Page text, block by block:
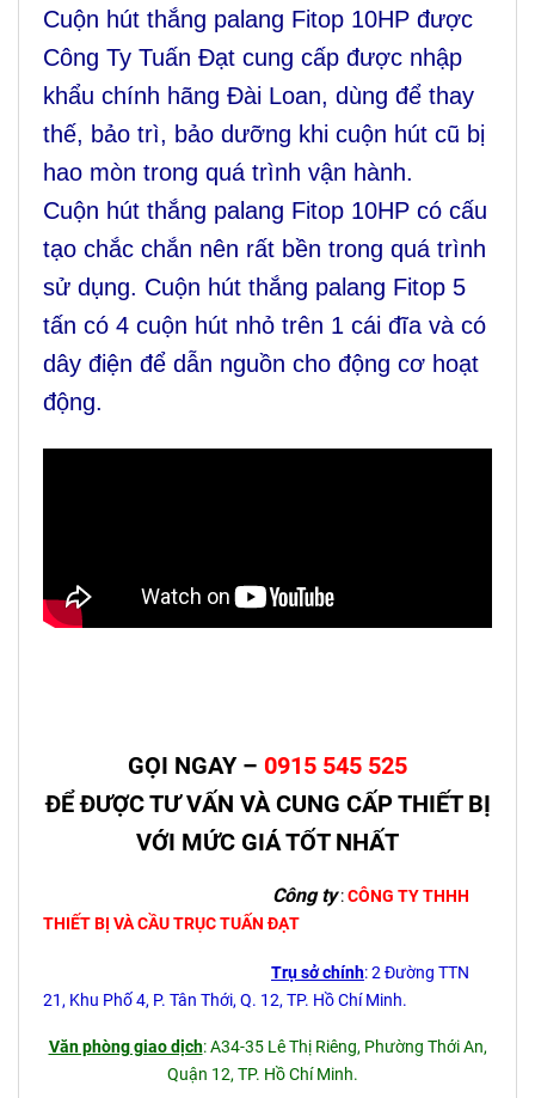
Cuộn hút thắng palang Fitop 10HP được
Công Ty Tuấn Đạt cung cấp được nhập
khẩu chính hãng Đài Loan, dùng để thay
thế, bảo trì, bảo dưỡng khi cuộn hút cũ bị
hao mòn trong quá trình vận hành.
Cuộn hút thắng palang Fitop 10HP có cấu
tạo chắc chắn nên rất bền trong quá trình
sử dụng. Cuộn hút thắng palang Fitop 5
tấn có 4 cuộn hút nhỏ trên 1 cái đĩa và có
dây điện để dẫn nguồn cho động cơ hoạt
động.
GỌI NGAY – 0915 545 525
ĐỂ ĐƯỢC TƯ VẤN VÀ CUNG CẤP THIẾT BỊ
VỚI MỨC GIÁ TỐT NHẤT
Công ty:CÔNG TY THHH
THIẾT BỊ VÀ CẦU TRỤC TUẤN ĐẠT
Trụ sở chính: 2 Đường TTN
21, Khu Phố 4, P. Tân Thới, Q. 12, TP. Hồ Chí Minh.
Văn phòng giao dịch: A34-35 Lê Thị Riêng, Phường Thới An,
Quận 12, TP. Hồ Chí Minh.